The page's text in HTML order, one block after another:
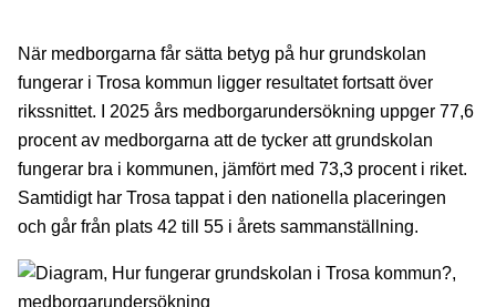
När medborgarna får sätta betyg på hur grundskolan
fungerar i Trosa kommun ligger resultatet fortsatt över
rikssnittet. I 2025 års medborgarundersökning uppger 77,6
procent av medborgarna att de tycker att grundskolan
fungerar bra i kommunen, jämfört med 73,3 procent i riket.
Samtidigt har Trosa tappat i den nationella placeringen
och går från plats 42 till 55 i årets sammanställning.